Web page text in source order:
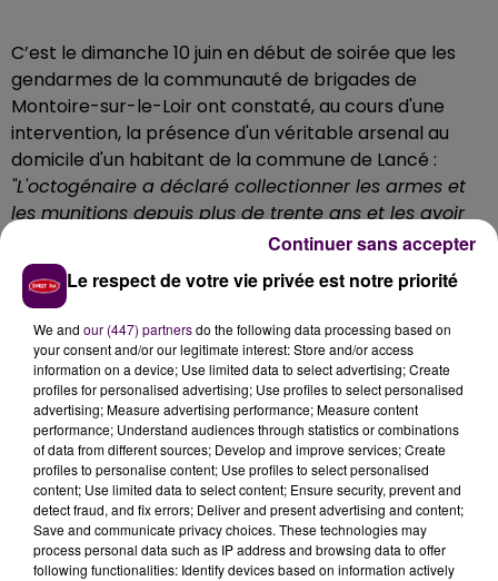
C’est le dimanche 10 juin en début de soirée que les
gendarmes de la communauté de brigades de
Montoire-sur-le-Loir ont constaté, au cours d'une
intervention, la présence d'un véritable arsenal au
domicile d'un habitant de la commune de Lancé :
"L'octogénaire a déclaré collectionner les armes et
les munitions depuis plus de trente ans et les avoir
acquises à l'occasion de brocantes"expliquent les
militaires via leur page Facebook, clichés à l'appui.
Un rappel à la loi
La perquisition a permis la saisie de 6 892 cartouches,
dix fusils, quatre pistolets, deux revolvers, deux
grenades, deux obus, d'un petit lance-missile et de
plusieurs douilles. L'ensemble a été remis au service de
déminage de Versailles qui devait procéder à la
destruction de la totalité du stock. Si une procédure
pour détention illégale d'armeset de munitions a été
ouverte sur instruction du parquet de Blois, le
passionné a simplement fait l'objet d'un rappel à la loi.
Le respect de votre vie privée est notre priorité
We and our (447) partnersdo the following data processing based on
your consent and/or our legitimate interest: Store and/or access
information on a device; Use limited data to select advertising; Create
profiles for personalised advertising; Use profiles to select personalised
advertising; Measure advertising performance; Measure content
performance; Understand audiences through statistics or combinations
of data from different sources; Develop and improve services; Create
profiles to personalise content; Use profiles to select personalised
content; Use limited data to select content; Ensure security, prevent and
detect fraud, and fix errors; Deliver and present advertising and content;
Save and communicate privacy choices. These technologies may
process personal data such as IP address and browsing data to offer
following functionalities: Identify devices based on information actively
Continuer sans accepter